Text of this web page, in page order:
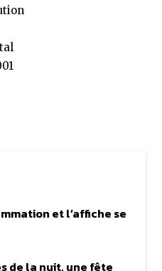
et l’affiche se
de la nuit, une fête